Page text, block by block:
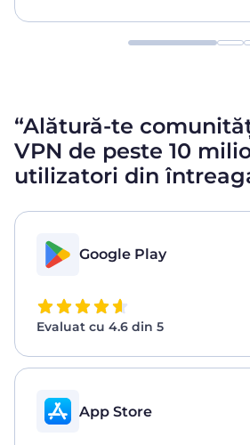
“Alătură-te
VPN de peste 10
utilizatori din
Google Play
Evaluat cu 4.6 din 5
App Store